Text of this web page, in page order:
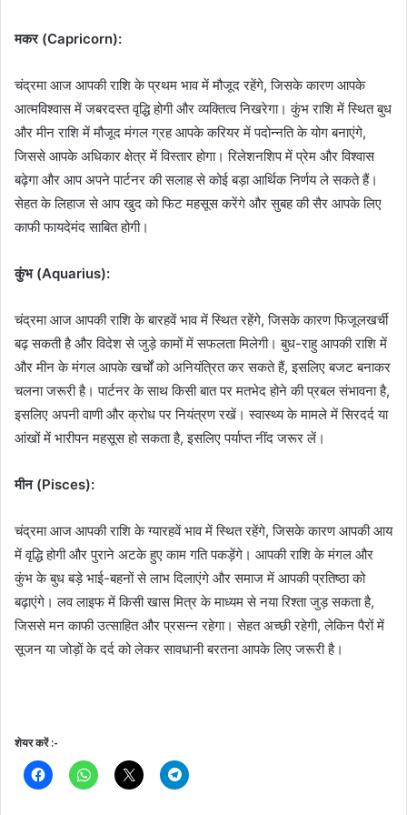
मकर (Capricorn):
चंद्रमा आज आपकी राशि के प्रथम भाव में मौजूद रहेंगे, जिसके कारण आपके
आत्मविश्वास में जबरदस्त वृद्धि होगी और व्यक्तित्व निखरेगा। कुंभ राशि में स्थित बुध
और मीन राशि में मौजूद मंगल ग्रह आपके करियर में पदोन्नति के योग बनाएंगे,
जिससे आपके अधिकार क्षेत्र में विस्तार होगा। रिलेशनशिप में प्रेम और विश्वास
बढ़ेगा और आप अपने पार्टनर की सलाह से कोई बड़ा आर्थिक निर्णय ले सकते हैं।
सेहत के लिहाज से आप खुद को फिट महसूस करेंगे और सुबह की सैर आपके लिए
काफी फायदेमंद साबित होगी।
कुंभ (Aquarius):
चंद्रमा आज आपकी राशि के बारहवें भाव में स्थित रहेंगे, जिसके कारण फिजूलखर्ची
बढ़ सकती है और विदेश से जुड़े कामों में सफलता मिलेगी। बुध-राहु आपकी राशि में
और मीन के मंगल आपके खर्चों को अनियंत्रित कर सकते हैं, इसलिए बजट बनाकर
चलना जरूरी है। पार्टनर के साथ किसी बात पर मतभेद होने की प्रबल संभावना है,
इसलिए अपनी वाणी और क्रोध पर नियंत्रण रखें। स्वास्थ्य के मामले में सिरदर्द या
आंखों में भारीपन महसूस हो सकता है, इसलिए पर्याप्त नींद जरूर लें।
मीन (Pisces):
चंद्रमा आज आपकी राशि के ग्यारहवें भाव में स्थित रहेंगे, जिसके कारण आपकी आय
में वृद्धि होगी और पुराने अटके हुए काम गति पकड़ेंगे। आपकी राशि के मंगल और
कुंभ के बुध बड़े भाई-बहनों से लाभ दिलाएंगे और समाज में आपकी प्रतिष्ठा को
बढ़ाएंगे। लव लाइफ में किसी खास मित्र के माध्यम से नया रिश्ता जुड़ सकता है,
जिससे मन काफी उत्साहित और प्रसन्न रहेगा। सेहत अच्छी रहेगी, लेकिन पैरों में
सूजन या जोड़ों के दर्द को लेकर सावधानी बरतना आपके लिए जरूरी है।
शेयर करें :-